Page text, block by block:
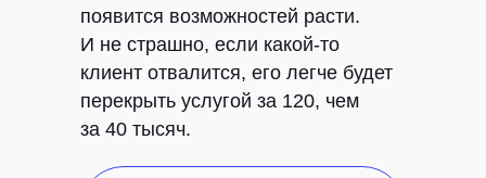
появится возможностей расти.
И не страшно, если какой-то
клиент отвалится, его легче будет
перекрыть услугой за 120, чем
за 40 тысяч.